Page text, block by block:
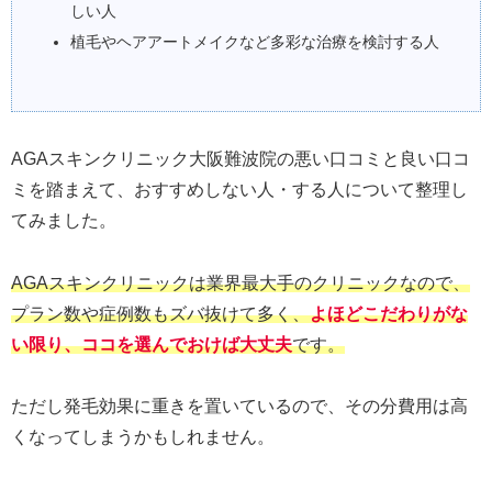
しい人
植毛やヘアアートメイクなど多彩な治療を検討する人
AGAスキンクリニック大阪難波院の悪い口コミと良い口コ
ミを踏まえて、おすすめしない人・する人について整理し
てみました。
AGAスキンクリニックは業界最大手のクリニックなので、
プラン数や症例数もズバ抜けて多く、よほどこだわりがな
い限り、ココを選んでおけば大丈夫です。
ただし発毛効果に重きを置いているので、その分費用は高
くなってしまうかもしれません。